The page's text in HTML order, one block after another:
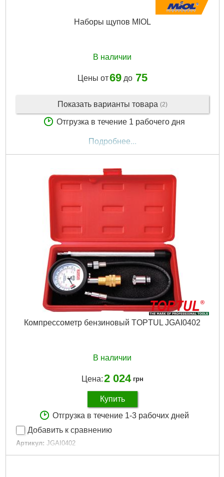
Наборы щупов MIOL
В наличии
Цены от69до 75
Показать варианты товара (2)
Отгрузка в течение 1 рабочего дня
Подробнее...
Компрессометр бензиновый TOPTUL JGAI0402
В наличии
Цена:2 024 грн
Купить
Отгрузка в течение 1-3 рабочих дней
Добавить к сравнению
Артикул: JGAI0402
Код товара: 10.34.14